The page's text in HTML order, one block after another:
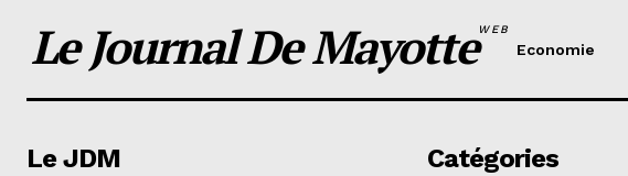
Le Journal De MayotteWEB
Economie
Le JDM Catégories